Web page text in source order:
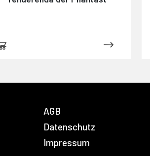
AGB
Datenschutz
Impressum